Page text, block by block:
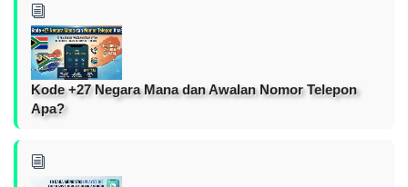
Kode +27 Negara Mana dan Awalan Nomor Telepon
Apa?